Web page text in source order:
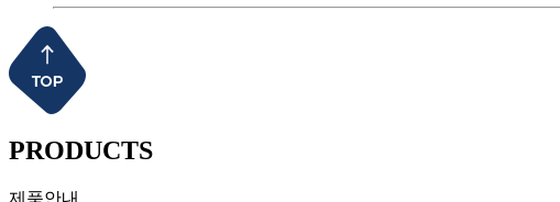
PRODUCTS